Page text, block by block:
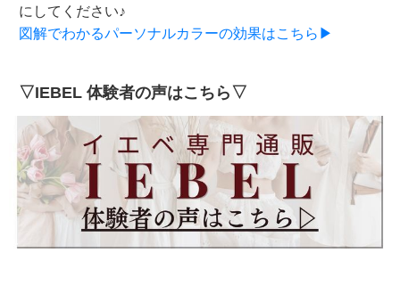
にしてください♪
図解でわかるパーソナルカラーの効果はこちら▶
▽IEBEL 体験者の声はこちら▽